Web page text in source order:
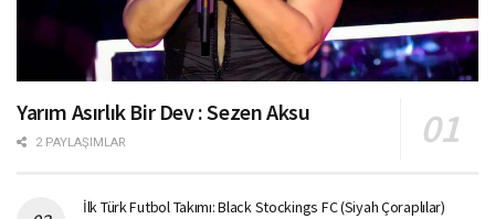
Yarım Asırlık Bir Dev : Sezen Aksu
2 PAYLAŞIMLAR
İlk Türk Futbol Takımı: Black Stockings FC (Siyah Çoraplılar)